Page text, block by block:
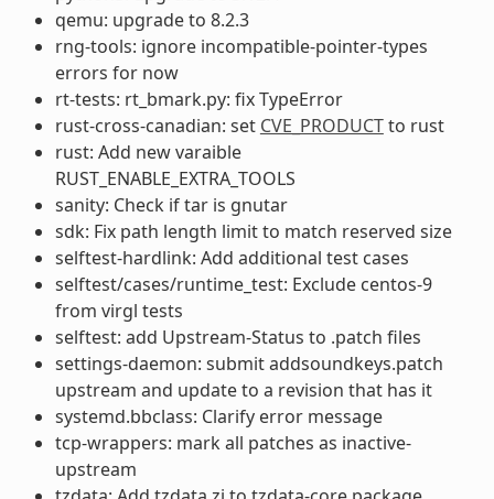
qemu: upgrade to 8.2.3
rng-tools: ignore incompatible-pointer-types
errors for now
rt-tests: rt_bmark.py: fix TypeError
rust-cross-canadian: set CVE_PRODUCTto rust
rust: Add new varaible
RUST_ENABLE_EXTRA_TOOLS
sanity: Check if tar is gnutar
sdk: Fix path length limit to match reserved size
selftest-hardlink: Add additional test cases
selftest/cases/runtime_test: Exclude centos-9
from virgl tests
selftest: add Upstream-Status to .patch files
settings-daemon: submit addsoundkeys.patch
upstream and update to a revision that has it
systemd.bbclass: Clarify error message
tcp-wrappers: mark all patches as inactive-
upstream